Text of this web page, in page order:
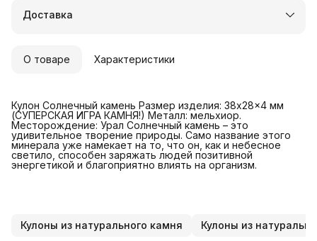
Удобный возврат
Доставка
О товаре Характеристики
Кулон Солнечный камень Размер изделия: 38x28x4 мм
(СУПЕРСКАЯ ИГРА КАМНЯ!) Металл: мельхиор.
Месторождение: Урал Солнечный камень – это
удивительное творение природы. Само название этого
минерала уже намекает на то, что он, как и небесное
светило, способен заряжать людей позитивной
энергетикой и благоприятно влиять на организм.
Кулоны из натурального камня Кулоны из